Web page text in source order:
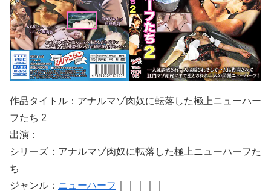
作品タイトル：アナルマゾ肉奴に転落した極上ニューハー
フたち 2
出演：
シリーズ：アナルマゾ肉奴に転落した極上ニューハーフた
ち
ジャンル： ニューハーフ